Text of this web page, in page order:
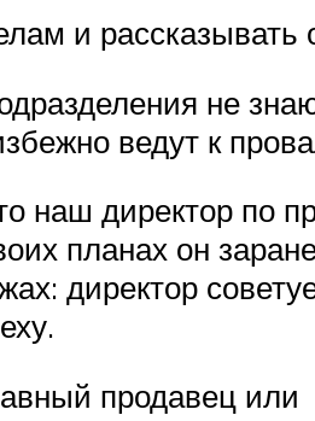
и рассказывать
не
ведут к
наш директор по
планах он
директор
продавец или